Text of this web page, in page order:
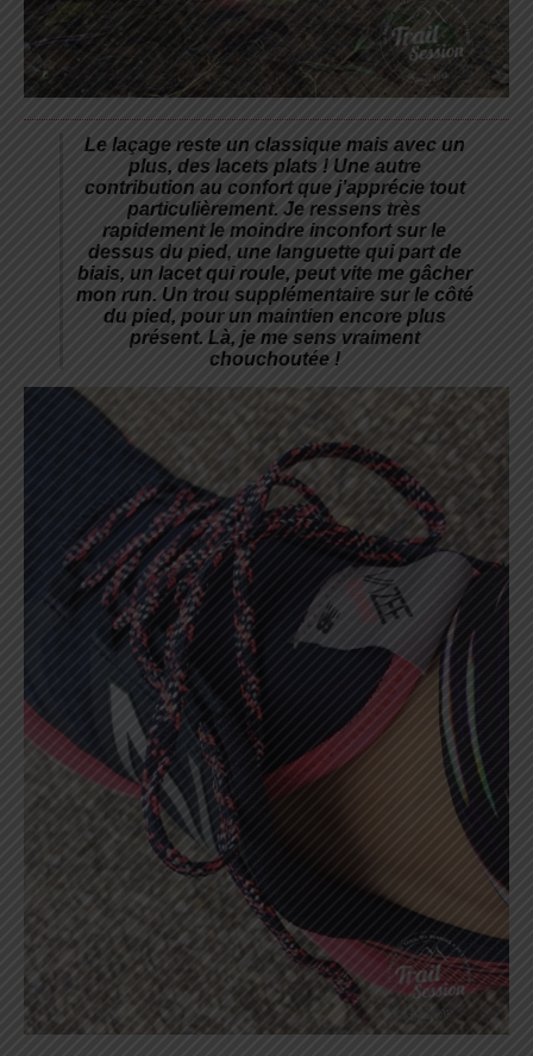
Le laçage reste un classique mais avec un
plus, des lacets plats ! Une autre
contribution au confort que j’apprécie tout
particulièrement. Je ressens très
rapidement le moindre inconfort sur le
dessus du pied, une languette qui part de
biais, un lacet qui roule, peut vite me gâcher
mon run. Un trou supplémentaire sur le côté
du pied, pour un maintien encore plus
présent. Là, je me sens vraiment
chouchoutée !